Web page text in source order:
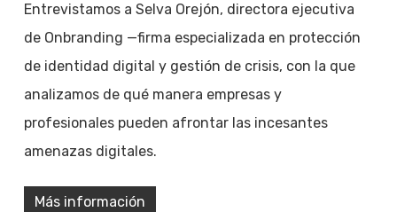
Entrevistamos a Selva Orejón, directora ejecutiva
de Onbranding —firma especializada en protección
de identidad digital y gestión de crisis, con la que
analizamos de qué manera empresas y
profesionales pueden afrontar las incesantes
amenazas digitales.
Más información